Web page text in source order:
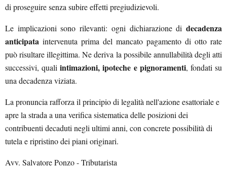
di proseguire senza subire effetti pregiudizievoli.
Le implicazioni sono rilevanti: ogni dichiarazione di decadenza
anticipata intervenuta prima del mancato pagamento di otto rate
può risultare illegittima. Ne deriva la possibile annullabilità degli atti
successivi, qualiintimazioni, ipoteche e pignoramenti, fondati su
una decadenza viziata.
La pronuncia rafforza il principio di legalità nell'azione esattoriale e
apre la strada a una verifica sistematica delle posizioni dei
contribuenti decaduti negli ultimi anni, con concrete possibilità di
tutela e ripristino dei piani originari.
Avv. Salvatore Ponzo - Tributarista